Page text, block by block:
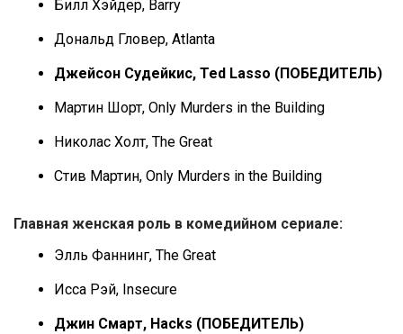
Билл Хэйдер, Barry
Дональд Гловер, Atlanta
Джейсон Судейкис, Ted Lasso (ПОБЕДИТЕЛЬ)
Мартин Шорт, Only Murders in the Building
Николас Холт, The Great
Стив Мартин, Only Murders in the Building
Главная женская роль в комедийном сериале:
Элль Фаннинг, The Great
Исса Рэй, Insecure
Джин Смарт, Hacks (ПОБЕДИТЕЛЬ)